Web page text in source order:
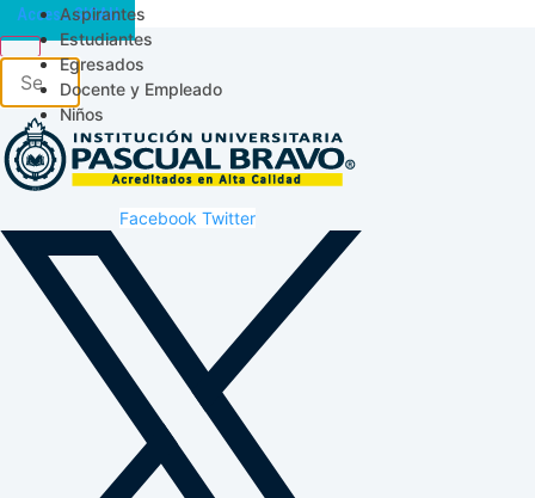
Aspirantes
Estudiantes
Egresados
Docente y Empleado
Niños
Acceso SICAU
Facebook Twitter